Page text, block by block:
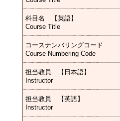
科目名 【英語】
Course Title
コースナンバリングコード
Course Numbering Code
担当教員 【日本語】
Instructor
担当教員 【英語】
Instructor